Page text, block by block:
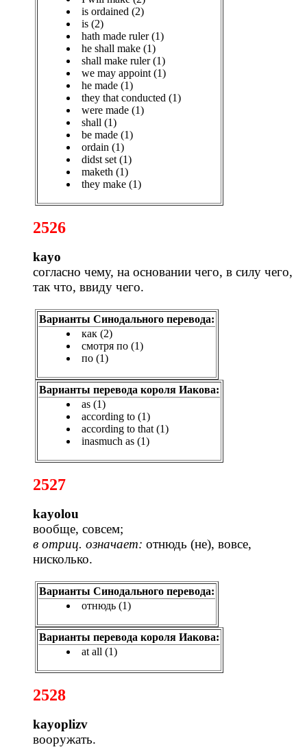
is ordained (2)
is (2)
hath made ruler (1)
he shall make (1)
shall make ruler (1)
we may appoint (1)
he made (1)
they that conducted (1)
were made (1)
shall (1)
be made (1)
ordain (1)
didst set (1)
maketh (1)
they make (1)
2526
kayo
согласно чему, на основании чего, в силу чего,
так что, ввиду чего.
Варианты Синодального перевода:
как (2)
смотря по (1)
по (1)
Варианты перевода короля Иакова:
as (1)
according to (1)
according to that (1)
inasmuch as (1)
2527
kayolou
вообще, совсем;
в отриц. означает: отнюдь (не), вовсе,
нисколько.
Варианты Синодального перевода:
отнюдь (1)
Варианты перевода короля Иакова:
at all (1)
2528
kayoplizv
вооружать.